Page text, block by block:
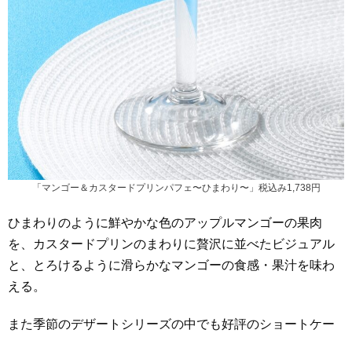
「マンゴー＆カスタードプリンパフェ〜ひまわり〜」税込み1,738円
ひまわりのように鮮やかな色のアップルマンゴーの果肉
を、カスタードプリンのまわりに贅沢に並べたビジュアル
と、とろけるように滑らかなマンゴーの食感・果汁を味わ
える。
また季節のデザートシリーズの中でも好評のショートケー